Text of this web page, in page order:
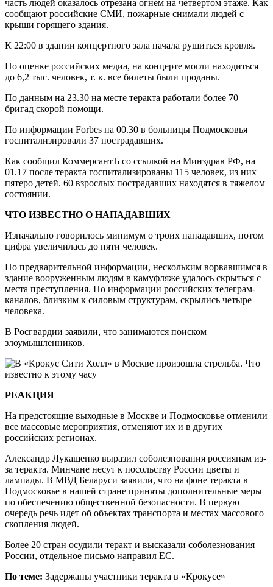
часть людей оказалось отрезана огнем на четвертом этаже. Как
сообщают российские СМИ, пожарные снимали людей с
крыши горящего здания.
К 22:00 в здании концертного зала начала рушиться кровля.
По оценке российских медиа, на концерте могли находиться
до 6,2 тыс. человек, т. к. все билеты были проданы.
По данным на 23.30 на месте теракта работали более 70
бригад скорой помощи.
По информации Forbes на 00.30 в больницы Подмосковья
госпитализировали 37 пострадавших.
Как сообщил КоммерсантЪ со ссылкой на Минздрав РФ, на
01.17 после теракта госпитализированы 115 человек, из них
пятеро детей. 60 взрослых пострадавших находятся в тяжелом
состоянии.
ЧТО ИЗВЕСТНО О НАПАДАВШИХ
Изначально говорилось минимум о троих нападавших, потом
цифра увеличилась до пяти человек.
По предварительной информации, нескольким ворвавшимся в
здание вооруженным людям в камуфляже удалось скрыться с
места преступления. По информации российских телеграм-
каналов, близким к силовым структурам, скрылись четыре
человека.
В Росгвардии заявили, что занимаются поиском
злоумышленников.
РЕАКЦИЯ
На предстоящие выходные в Москве и Подмосковье отменили
все массовые мероприятия, отменяют их и в других
российских регионах.
Александр Лукашенко выразил соболезнования россиянам из-
за теракта. Минчане несут к посольству России цветы и
лампады. В МВД Беларуси заявили, что на фоне теракта в
Подмосковье в нашей стране приняты дополнительные меры
по обеспечению общественной безопасности. В первую
очередь речь идет об объектах транспорта и местах массового
скопления людей.
Более 20 стран осудили теракт и высказали соболезнования
России, отдельное письмо направил ЕС.
По теме: Задержаны участники теракта в «Крокусе»